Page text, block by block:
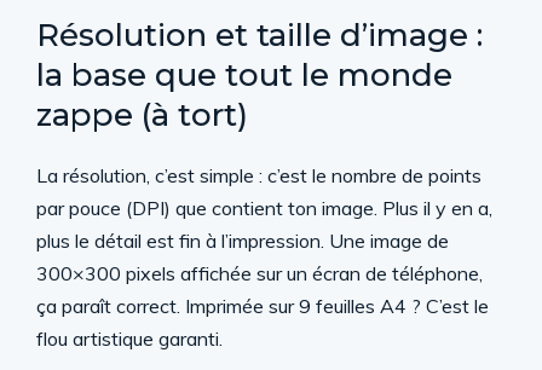
Résolution et taille d’image :
la base que tout le monde
zappe (à tort)
La résolution, c’est simple : c’est le nombre de points
par pouce (DPI) que contient ton image. Plus il y en a,
plus le détail est fin à l’impression. Une image de
300×300 pixels affichée sur un écran de téléphone,
ça paraît correct. Imprimée sur 9 feuilles A4 ? C’est le
flou artistique garanti.